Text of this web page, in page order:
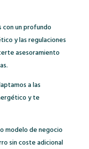
con un profundo
y las regulaciones
asesoramiento
a las
y te
modelo de negocio
sin coste adicional